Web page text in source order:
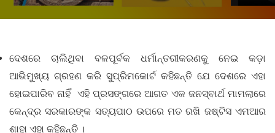
ଦେଶରେ ଚାଲିଥିବା ବଳପୂର୍ବକ ଧର୍ମାନ୍ତରୀକରଣକୁ ନେଇ କଡ଼ା
ଆଭିମୁଖ୍ୟ ଗ୍ରହଣ କରି ସୁପ୍ରିମକୋର୍ଟ କହିଛନ୍ତି ଯେ ଦେଶରେ ଏହା
ହୋଇପାରିବ ନାହିଁ ଏହି ପ୍ରସଙ୍ଗରେ ଆଗତ ଏକ ଜନସ୍ବାର୍ଥ ମାମଲାରେ
କେନ୍ଦ୍ର ସରକାରଙ୍କ ସତ୍ୟପାଠ ଉପରେ ମତ ରଖି ଜଷ୍ଟିସ ଏମଆର
ଶାହା ଏହା କହିଛନ୍ତି ।